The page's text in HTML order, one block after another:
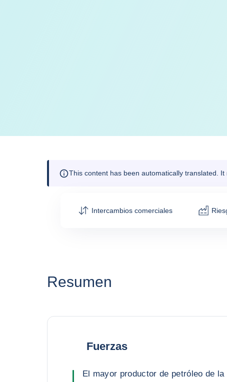
This content has been automatically translated.
Intercambios comerciales
Resumen
Fuerzas
El mayor productor de petróleo de